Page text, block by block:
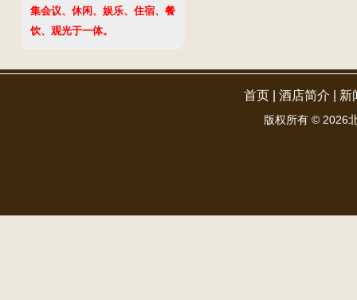
集会议、休闲、娱乐、住宿、餐
饮、观光于一体。
首页 酒店简介 新
版权所有 © 2026